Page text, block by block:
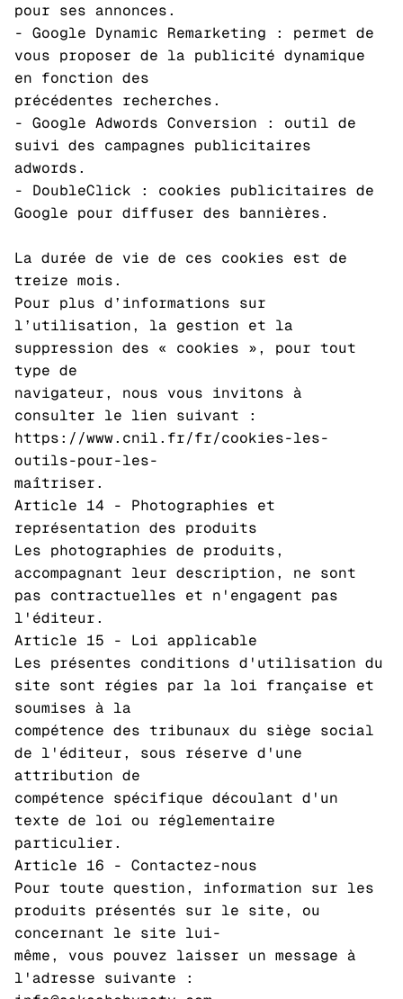
pour ses annonces.
- Google Dynamic Remarketing : permet de
vous proposer de la publicité dynamique
en fonction des
précédentes recherches.
- Google Adwords Conversion : outil de
suivi des campagnes publicitaires
adwords.
- DoubleClick : cookies publicitaires de
Google pour diffuser des bannières.
La durée de vie de ces cookies est de
treize mois.
Pour plus d’informations sur
l’utilisation, la gestion et la
suppression des « cookies », pour tout
type de
navigateur, nous vous invitons à
consulter le lien suivant :
https://www.cnil.fr/fr/cookies-les-
outils-pour-les-
maîtriser.
Article 14 - Photographies et
représentation des produits
Les photographies de produits,
accompagnant leur description, ne sont
pas contractuelles et n'engagent pas
l'éditeur.
Article 15 - Loi applicable
Les présentes conditions d'utilisation du
site sont régies par la loi française et
soumises à la
compétence des tribunaux du siège social
de l'éditeur, sous réserve d'une
attribution de
compétence spécifique découlant d'un
texte de loi ou réglementaire
particulier.
Article 16 - Contactez-nous
Pour toute question, information sur les
produits présentés sur le site, ou
concernant le site lui-
même, vous pouvez laisser un message à
l'adresse suivante :